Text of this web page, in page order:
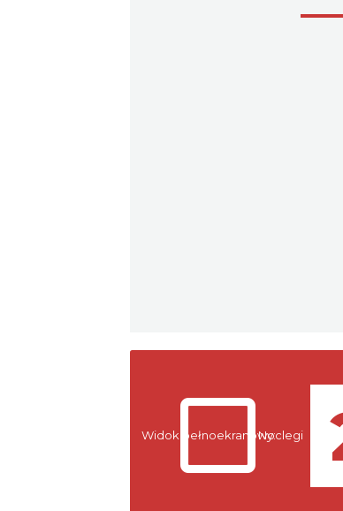
Widok pełnoekranowy:Noclegi